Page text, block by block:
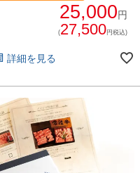
25,000円
(27,500円税込)
詳細を見る